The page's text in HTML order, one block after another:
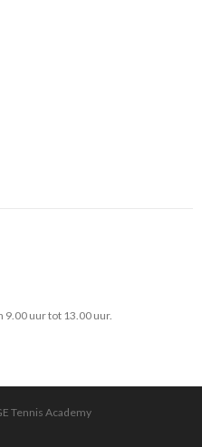
9.00 uur tot 13.00 uur.
Tennis Academy